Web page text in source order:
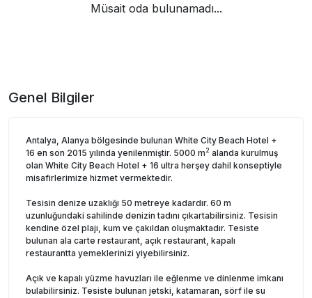
Müsait oda bulunamadı...
Genel Bilgiler
Antalya, Alanya bölgesinde bulunan White City Beach Hotel +
16 en son 2015 yılında yenilenmiştir. 5000 m2 alanda kurulmuş
olan White City Beach Hotel + 16 ultra herşey dahil konseptiyle
misafirlerimize hizmet vermektedir.
Tesisin denize uzaklığı 50 metreye kadardır. 60 m
uzunluğundaki sahilinde denizin tadını çıkartabilirsiniz. Tesisin
kendine özel plajı, kum ve çakıldan oluşmaktadır. Tesiste
bulunan ala carte restaurant, açık restaurant, kapalı
restaurantta yemeklerinizi yiyebilirsiniz.
Açık ve kapalı yüzme havuzları ile eğlenme ve dinlenme imkanı
bulabilirsiniz. Tesiste bulunan jetski, katamaran, sörf ile su